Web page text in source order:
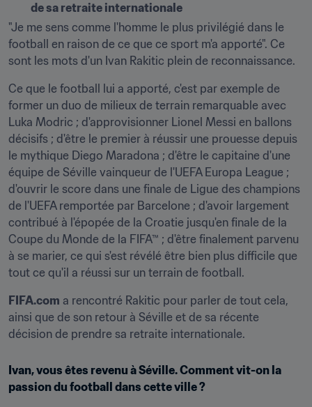
de sa retraite internationale
"Je me sens comme l'homme le plus privilégié dans le
football en raison de ce que ce sport m'a apporté". Ce
sont les mots d'un Ivan Rakitic plein de reconnaissance.
Ce que le football lui a apporté, c'est par exemple de
former un duo de milieux de terrain remarquable avec
Luka Modric ; d'approvisionner Lionel Messi en ballons
décisifs ; d'être le premier à réussir une prouesse depuis
le mythique Diego Maradona ; d'être le capitaine d'une
équipe de Séville vainqueur de l'UEFA Europa League ;
d'ouvrir le score dans une finale de Ligue des champions
de l'UEFA remportée par Barcelone ; d'avoir largement
contribué à l'épopée de la Croatie jusqu'en finale de la
Coupe du Monde de la FIFA™ ; d'être finalement parvenu
à se marier, ce qui s'est révélé être bien plus difficile que
tout ce qu'il a réussi sur un terrain de football.
FIFA.com a rencontré Rakitic pour parler de tout cela,
ainsi que de son retour à Séville et de sa récente
décision de prendre sa retraite internationale.
Ivan, vous êtes revenu à Séville. Comment vit-on la
passion du football dans cette ville ?